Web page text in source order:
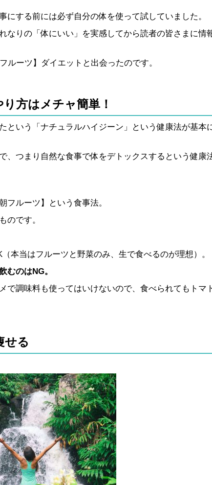
する前には必ず自分の体を使って試していました。
なりの「体にいい」を実感してから読者の皆さまに情
ーツ】ダイエットと出会ったのです。
方はメチャ簡単！
という「ナチュラルハイジーン」という健康法が基本
、つまり自然な食事で体をデトックスするという健康
フルーツ】という食事法。
のです。
本当はフルーツと野菜のみ、生で食べるのが理想）。
むのはNG。
で調味料も使ってはいけないので、食べられてもトマ
せる